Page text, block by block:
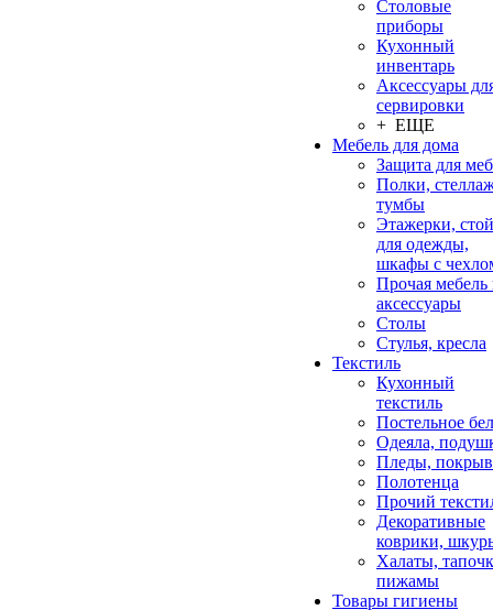
Столовые
приборы
Кухонный
инвентарь
Аксессуары
сервировки
+ ЕЩЕ
Мебель для дома
Защита для
Полки,
тумбы
Этажерки,
для одежды,
шкафы с
Прочая мебель
аксессуары
Столы
Стулья, кресла
Текстиль
Кухонный
текстиль
Постельное
Одеяла,
Пледы,
Полотенца
Прочий
Декоративные
коврики,
Халаты,
пижамы
Товары гигиены